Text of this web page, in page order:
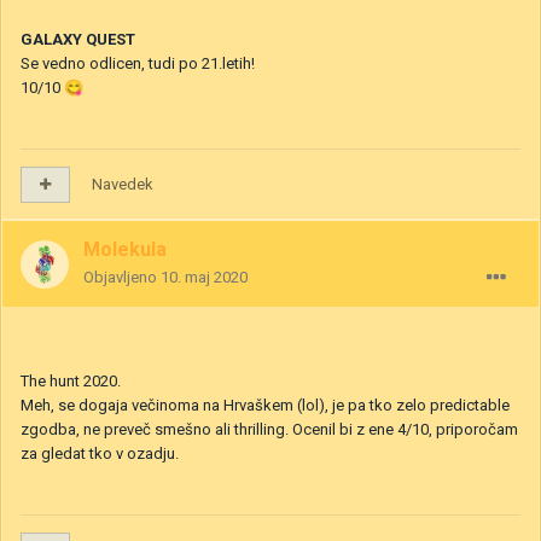
GALAXY QUEST
Se vedno odlicen, tudi po 21.letih!
10/10 😋
Navedek
Molekula
Objavljeno 10. maj 2020
The hunt 2020.
Meh, se dogaja večinoma na Hrvaškem (lol), je pa tko zelo predictable
zgodba, ne preveč smešno ali thrilling. Ocenil bi z ene 4/10, priporočam
za gledat tko v ozadju.